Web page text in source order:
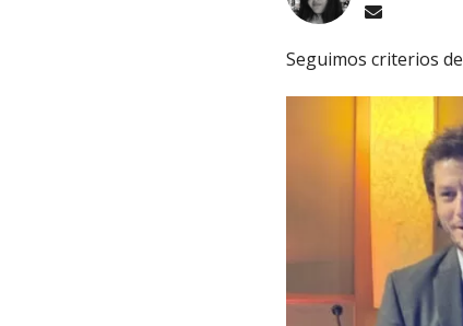
Seguimos criterios de